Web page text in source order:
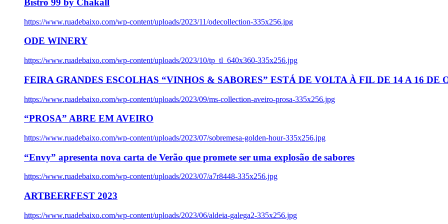
Bistro 99 by Chakall
https://www.ruadebaixo.com/wp-content/uploads/2023/11/odecollection-335x256.jpg
ODE WINERY
https://www.ruadebaixo.com/wp-content/uploads/2023/10/tp_tl_640x360-335x256.jpg
FEIRA GRANDES ESCOLHAS “VINHOS & SABORES” ESTÁ DE VOLTA À FIL DE 14 A 16 DE
https://www.ruadebaixo.com/wp-content/uploads/2023/09/ms-collection-aveiro-prosa-335x256.jpg
“PROSA” ABRE EM AVEIRO
https://www.ruadebaixo.com/wp-content/uploads/2023/07/sobremesa-golden-hour-335x256.jpg
“Envy” apresenta nova carta de Verão que promete ser uma explosão de sabores
https://www.ruadebaixo.com/wp-content/uploads/2023/07/a7r8448-335x256.jpg
ARTBEERFEST 2023
https://www.ruadebaixo.com/wp-content/uploads/2023/06/aldeia-galega2-335x256.jpg